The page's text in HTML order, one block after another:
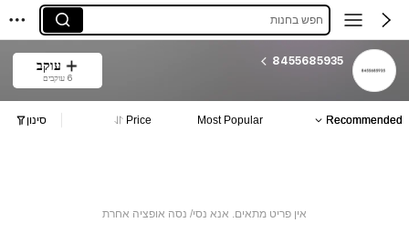
חפש בחנות
8455685935 עוקב
6 עוקבים
Recommended
Most Popular
Price סינון
אין פריט מתאים. אנא נסי/ נסה אופציה אחרת